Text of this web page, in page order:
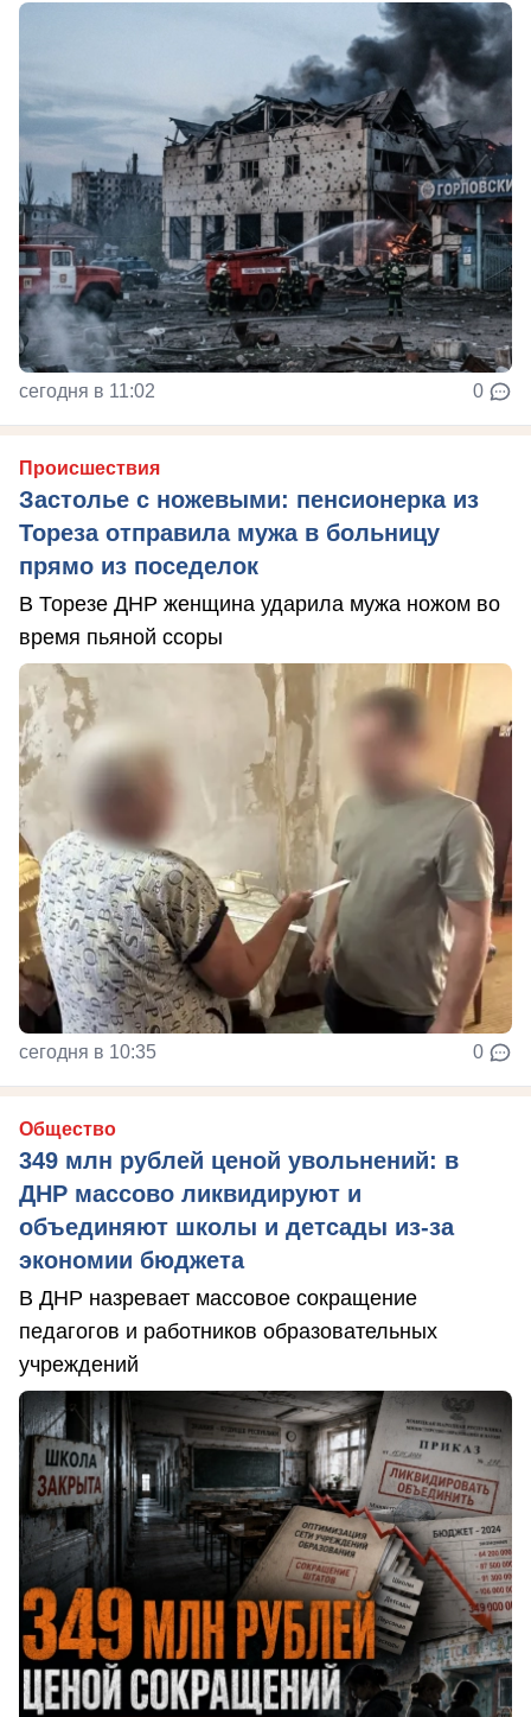
сегодня в 11:02 0
Происшествия
Застолье с ножевыми: пенсионерка из
Тореза отправила мужа в больницу
прямо из поседелок
В Торезе ДНР женщина ударила мужа ножом во
время пьяной ссоры
сегодня в 10:35 0
Общество
349 млн рублей ценой увольнений: в
ДНР массово ликвидируют и
объединяют школы и детсады из-за
экономии бюджета
В ДНР назревает массовое сокращение
педагогов и работников образовательных
учреждений